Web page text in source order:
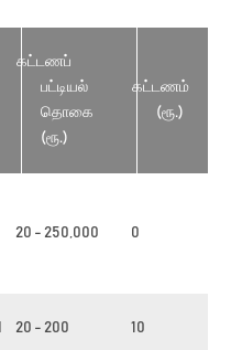
கட்டணப்
பட்டியல்
தொகை
(ரூ.)
கட்டணம்
(ரூ.)
20 - 250,000 0
20 - 200 10